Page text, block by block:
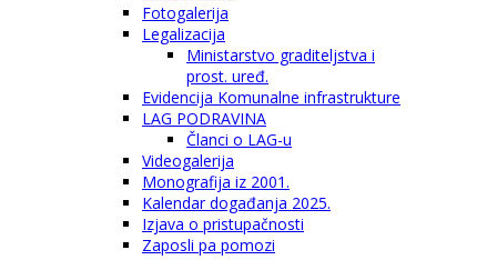
Fotogalerija
Legalizacija
Ministarstvo graditeljstva i
prost. uređ.
Evidencija Komunalne infrastrukture
LAG PODRAVINA
Članci o LAG-u
Videogalerija
Monografija iz 2001.
Kalendar događanja 2025.
Izjava o pristupačnosti
Zaposli pa pomozi